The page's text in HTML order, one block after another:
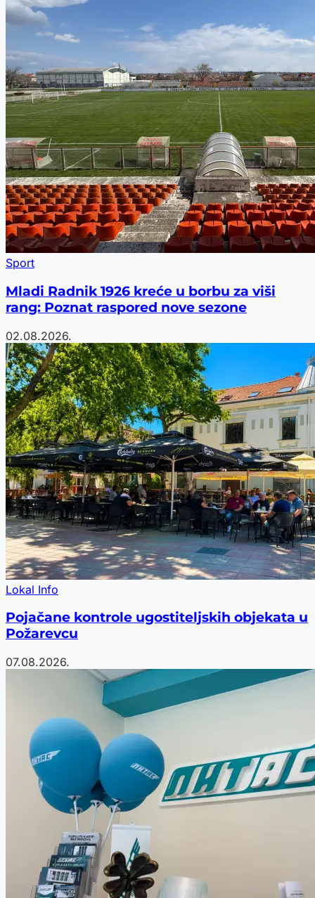
Sport
Mladi Radnik 1926 kreće u borbu za viši
rang: Poznat raspored nove sezone
02.08.2026.
Lokal Info
Pojačane kontrole ugostiteljskih objekata u
Požarevcu
07.08.2026.